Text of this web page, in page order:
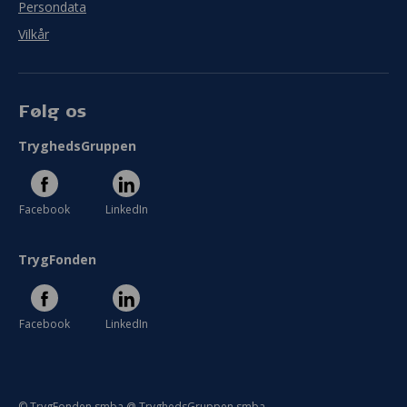
Persondata
Vilkår
Følg os
TryghedsGruppen
Facebook LinkedIn
TrygFonden
Facebook LinkedIn